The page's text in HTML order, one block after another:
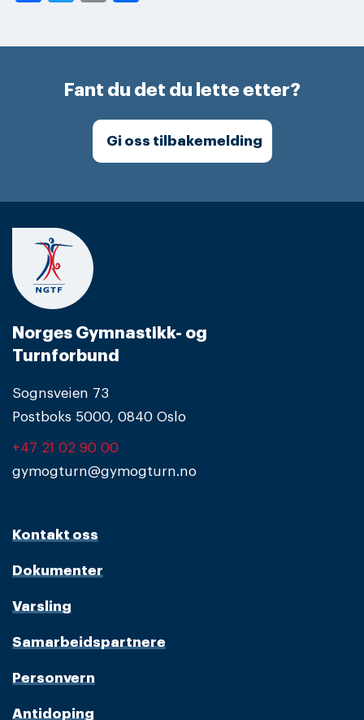
Fant du det du lette etter?
Gi oss tilbakemelding
Norges Gymnastikk- og
Turnforbund
Sognsveien 73
Postboks 5000, 0840 Oslo
+47 21 02 90 00
gymogturn@gymogturn.no
Kontakt oss
Dokumenter
Varsling
Samarbeidspartnere
Personvern
Antidoping